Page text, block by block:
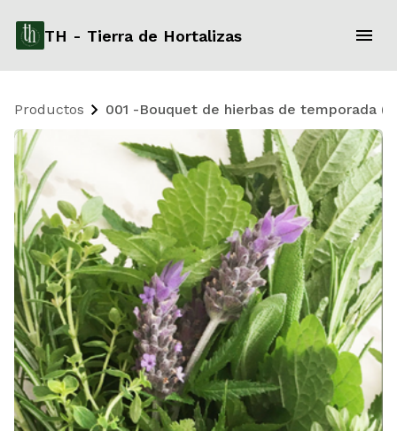
TH - Tierra de Hortalizas
Productos 001 -Bouquet de hierbas de temporada